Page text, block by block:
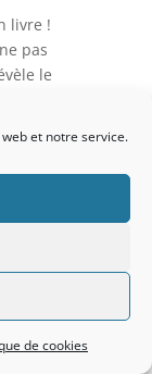
et notre service.
de cookies
livre !
pas
le
en
les
et